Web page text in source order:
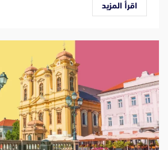
اقرأ المزيد